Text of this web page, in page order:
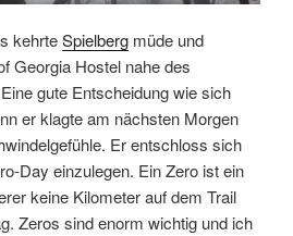
kehrteSpielberg müde und
Georgia Hostel nahe des
gute Entscheidung wie sich
er klagte am nächsten Morgen
Er entschloss sich
Day einzulegen. Ein Zero ist ein
keine Kilometer auf dem Trail
Zeros sind enorm wichtig und ich